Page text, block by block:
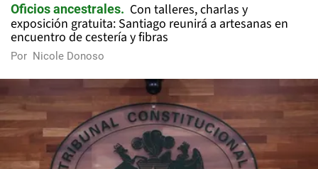
Oficios ancestrales
Con talleres, charlas y
exposición gratuita: Santiago reunirá a artesanas en
encuentro de cestería y fibras
Por Nicole Donoso